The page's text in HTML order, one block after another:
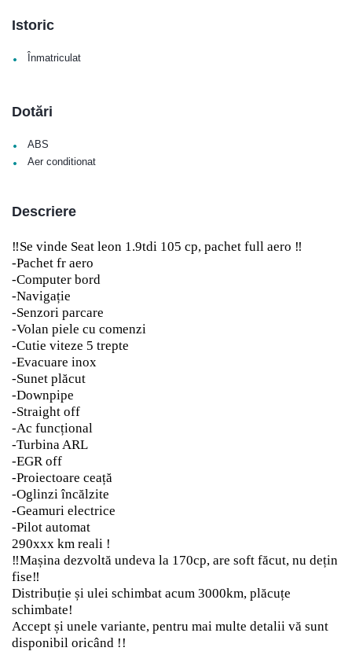
Istoric
• Înmatriculat
Dotări
• ABS
• Aer conditionat
Descriere
‼️Se vinde Seat leon 1.9tdi 105 cp, pachet full aero ‼️
-Pachet fr aero
-Computer bord
-Navigație
-Senzori parcare
-Volan piele cu comenzi
-Cutie viteze 5 trepte
-Evacuare inox
-Sunet plăcut
-Downpipe
-Straight off
-Ac funcțional
-Turbina ARL
-EGR off
-Proiectoare ceață
-Oglinzi încălzite
-Geamuri electrice
-Pilot automat
290xxx km reali !
‼️Mașina dezvoltă undeva la 170cp, are soft făcut, nu dețin
fise‼️
Distribuție și ulei schimbat acum 3000km, plăcuțe
schimbate!
Accept și unele variante, pentru mai multe detalii vă sunt
disponibil oricând !!